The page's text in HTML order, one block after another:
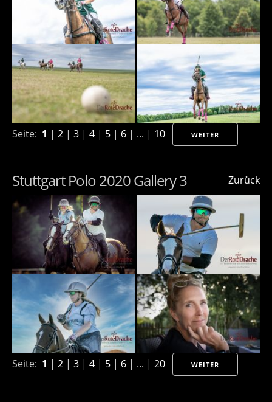
Seite: 1 | 2 | 3 | 4 | 5 | 6 | ... | 10 WEITER
Zurück
Stuttgart Polo 2020 Gallery 3
Seite: 1 | 2 | 3 | 4 | 5 | 6 | ... | 20 WEITER